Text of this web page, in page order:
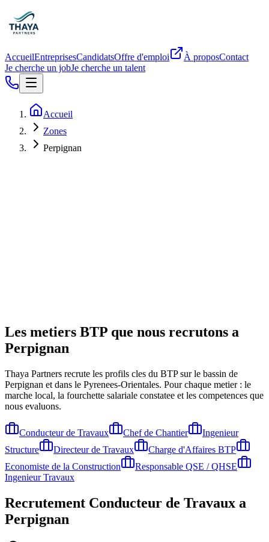
AccueilEntreprisesCandidatsOffre d'emploi À proposContact
Je cherche un jobJe cherche un talent
Accueil
Zones
Perpignan
Les metiers BTP que nous recrutons a
Perpignan
Thaya Partners recrute les profils cles du BTP sur le bassin de
Perpignan et dans le Pyrenees-Orientales. Pour chaque metier : le
marche local, la fourchette salariale constatee et les competences que
nous evaluons.
Conducteur de Travaux Chef de Chantier
Ingenieur
Structure
Directeur de Travaux
Charge d'Affaires BTP
Economiste de la Construction
Responsable QSE / QHSE
Ingenieur Travaux
Recrutement Conducteur de Travaux a
Perpignan